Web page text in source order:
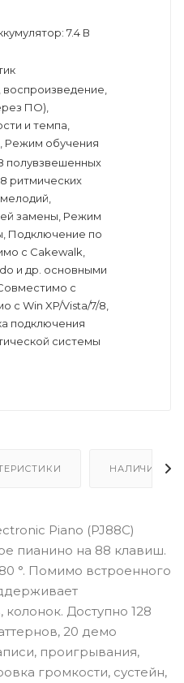
7.4 В
воспроизведение,
ПО),
и темпа,
Режим обучения
полувзвешенных
ритмических
замены, Режим
Подключение по
с Cakewalk,
и др. основными
с
с Win XP/Vista/7/8,
подключения
системы
НАЛИЧИЕ
Piano (PJ88C)
пианино на 88 клавиш.
°. Помимо встроенного
Доступно 128
20 демо
проигрывания,
громкости, сустейн,